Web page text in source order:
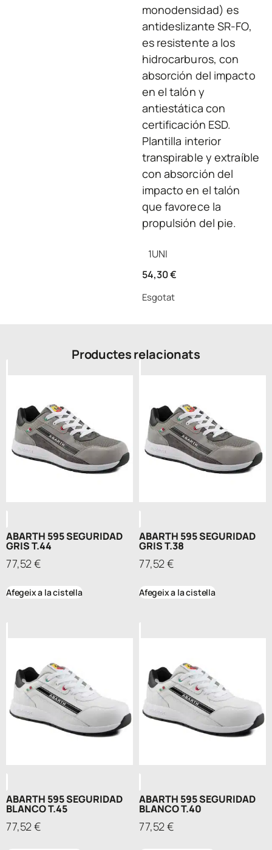
monodensidad) es
antideslizante SR-FO,
es resistente a los
hidrocarburos, con
absorción del impacto
en el talón y
antiestática con
certificación ESD.
Plantilla interior
transpirable y extraíble
con absorción del
impacto en el talón
que favorece la
propulsión del pie.
1UNI
54,30€
Esgotat
Productes relacionats
ABARTH 595 SEGURIDAD
GRIS T.44
77,52€
Afegeix a la cistella
ABARTH 595 SEGURIDAD
GRIS T.38
77,52€
Afegeix a la cistella
ABARTH 595 SEGURIDAD
BLANCO T.45
77,52€
ABARTH 595 SEGURIDAD
BLANCO T.40
77,52€